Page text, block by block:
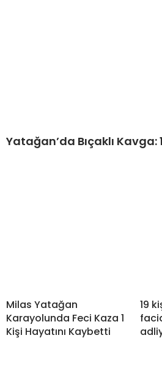
Yatağan’da Bıçaklı Kavga:
Milas Yatağan
Karayolunda Feci Kaza 1
Kişi Hayatını Kaybetti
19